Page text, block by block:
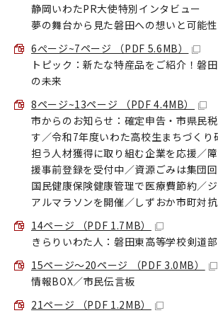
静岡いわたPR大使特別インタビュー
夢の舞台から見た磐田への想いと可能性
6ぺージ~7ページ （PDF 5.6MB）
トピック：新たな特産品をご紹介！磐
の未来
8ページ~13ページ （PDF 4.4MB）
市からのお知らせ：確定申告・市県民
す／令和7年度いわた高校生まちづくり
担う人材獲得に取り組む企業を応援／
援事前登録を受付中／資源ごみは集団
国民健康保険健康管理で医療費節約／
アルマラソンを開催／しずおか市町対
14ページ （PDF 1.7MB）
きらりいわた人：磐田東高等学校剣道
15ページ～20ページ （PDF 3.0MB）
情報BOX／市民伝言板
21ページ （PDF 1.2MB）